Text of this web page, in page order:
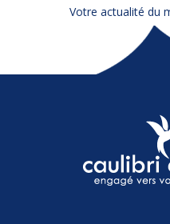
Votre actualité du